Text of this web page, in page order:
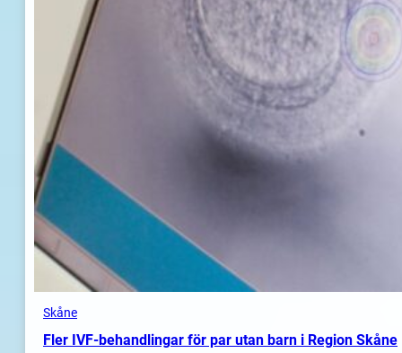
Skåne
Fler IVF-behandlingar för par utan barn i Region Skåne